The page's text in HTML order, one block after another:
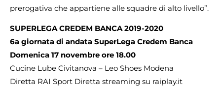
prerogativa che appartiene alle squadre di alto livello”.
SUPERLEGA CREDEM BANCA 2019-2020
6a giornata di andata SuperLega Credem Banca
Domenica 17 novembre ore 18.00
Cucine Lube Civitanova – Leo Shoes Modena
Diretta RAI Sport Diretta streaming su raiplay.it